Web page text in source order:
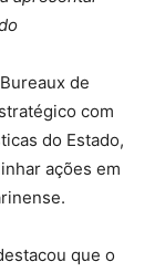
de
com
do Estado,
ações em
que o